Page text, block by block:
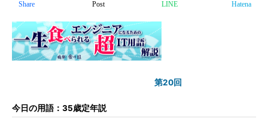
Share Post LINE Hatena
第20回
今日の用語：35歳定年説